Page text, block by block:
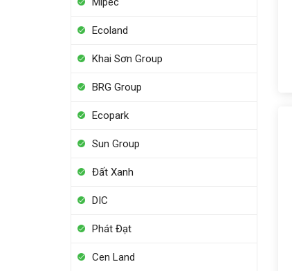
Ecoland
Khai Sơn Group
BRG Group
Ecopark
Sun Group
Đất Xanh
DIC
Phát Đạt
Cen Land